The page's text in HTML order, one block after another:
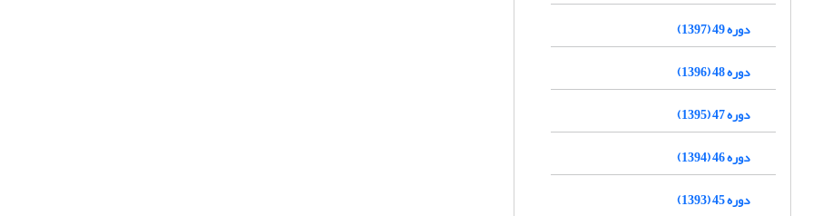
دوره 49 (1397)
دوره 48 (1396)
دوره 47 (1395)
دوره 46 (1394)
دوره 45 (1393)